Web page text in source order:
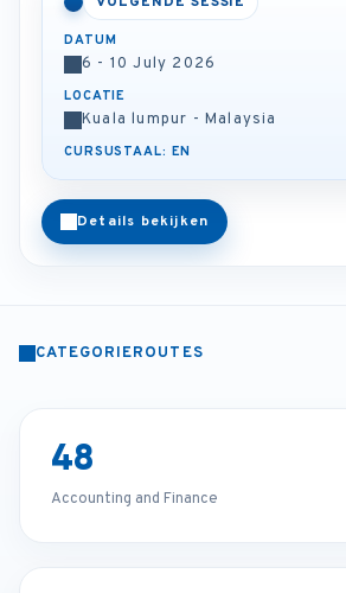
DATUM
6 - 10 July 2026
LOCATIE
Kuala lumpur - Malaysia
CURSUSTAAL: EN
Details bekijken
CATEGORIEROUTES
48
Accounting and Finance